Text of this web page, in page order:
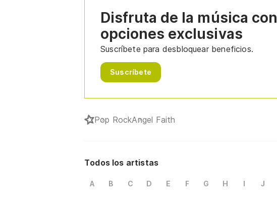
Disfruta de la música con
opciones exclusivas
Suscríbete para desbloquear beneficios.
Suscríbete
Pop RockAngel Faith
Todos los artistas
A B C D E F G H J